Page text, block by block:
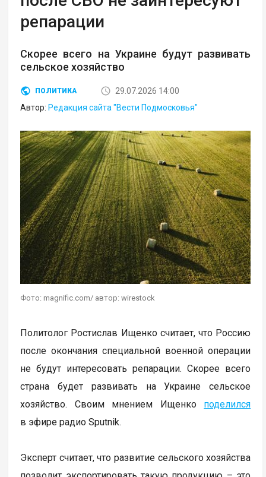
репарации
Скорее всего на Украине будут развивать
сельское хозяйство
ПОЛИТИКА
29.07.2026 14:00
Автор: Редакция сайта "Вести Подмосковья"
Фото: magnific.com/ автор: wirestock
Политолог Ростислав Ищенко считает, что Россию
после окончания специальной военной операции
не будут интересовать репарации. Скорее всего
страна будет развивать на Украине сельское
хозяйство. Своим мнением Ищенко поделился
в эфире радио Sputnik.
Эксперт считает, что развитие сельского хозяйства